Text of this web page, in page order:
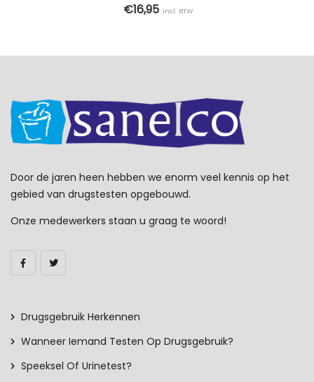
€16,95 Incl. BTW
Door de jaren heen hebben we enorm veel kennis op het
gebied van drugstesten opgebouwd.
Onze medewerkers staan u graag te woord!
Drugsgebruik Herkennen
Wanneer Iemand Testen Op Drugsgebruik?
Speeksel Of Urinetest?